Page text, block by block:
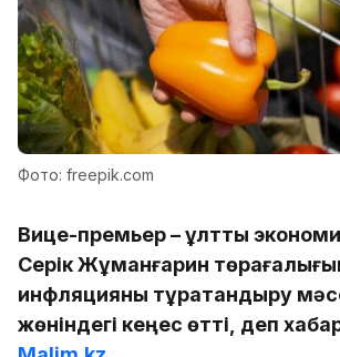
Фото: freepik.com
Вице-премьер – ұлттық
Серік Жұманғарин
инфляцияны тұрақтандыру
жөніндегі кеңес өтті, деп